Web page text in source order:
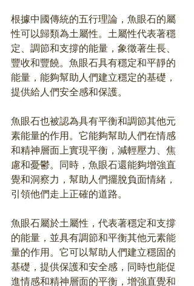
根據中國傳統的五行理論，魚眼石的屬
性可以歸類為土屬性。土屬性代表著穩
定、調節和支撐的能量，象徵著生長、
豐收和豐饒。魚眼石具有穩定和平靜的
能量，能夠幫助人們建立穩定的基礎，
提供給人們安全感和保護。
魚眼石也被認為具有平衡和調節其他元
素能量的作用。它能夠幫助人們在情感
和精神層面上實現平衡，減輕壓力、焦
慮和憂鬱。同時，魚眼石還能夠增強直
覺和洞察力，幫助人們擺脫負面情緒，
引領他們走上正確的道路。
魚眼石屬於土屬性，代表著穩定和支撐
的能量，並具有調節和平衡其他元素能
量的作用。它可以幫助人們建立穩固的
基礎，提供保護和安全感，同時也能促
進情感和精神層面的平衡，增強直覺和